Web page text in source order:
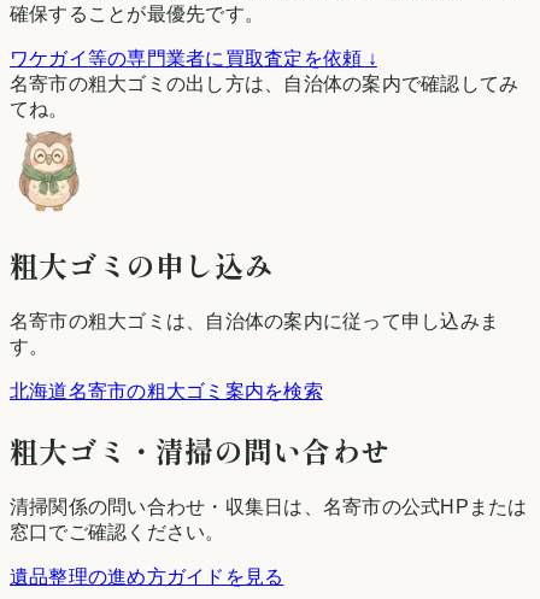
確保することが最優先です。
ワケガイ等の専門業者に買取査定を依頼 ↓
名寄市の粗大ゴミの出し方は、自治体の案内で確認してみ
てね。
粗大ゴミの申し込み
名寄市の粗大ゴミは、自治体の案内に従って申し込みま
す。
北海道名寄市の粗大ゴミ案内を検索
粗大ゴミ・清掃の問い合わせ
清掃関係の問い合わせ・収集日は、 名寄市の公式HPまたは
窓口でご確認ください。
遺品整理の進め方ガイドを見る